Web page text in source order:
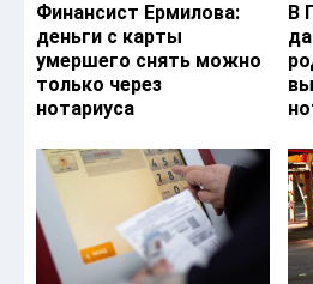
Финансист Ермилова:
деньги с карты
умершего снять можно
только через
нотариуса
В